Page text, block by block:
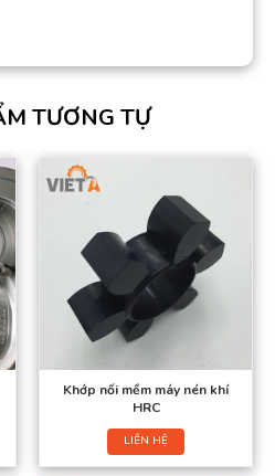
TƯƠNG TỰ
Khớp nối mềm máy nén khí
HRC
LIÊN HỆ